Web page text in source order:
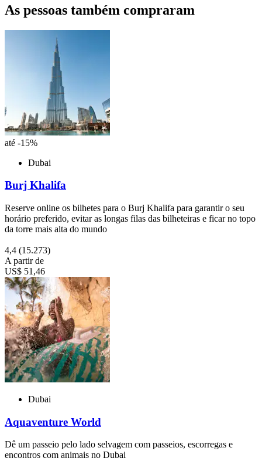
As pessoas também compraram
até -15%
Dubai
Burj Khalifa
Reserve online os bilhetes para o Burj Khalifa para garantir o seu
horário preferido, evitar as longas filas das bilheteiras e ficar no topo
da torre mais alta do mundo
4,4 (15.273)
A partir de
US$ 51,46
Dubai
Aquaventure World
Dê um passeio pelo lado selvagem com passeios, escorregas e
encontros com animais no Dubai